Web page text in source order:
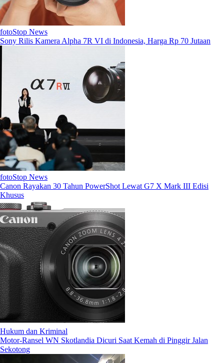
fotoStop News
Sony Rilis Kamera Alpha 7R VI di Indonesia, Harga Rp 70 Jutaan
fotoStop News
Canon Rayakan 30 Tahun PowerShot Lewat G7 X Mark III Edisi
Khusus
Hukum dan Kriminal
Motor-Ransel WN Skotlandia Dicuri Saat Kemah di Pinggir Jalan
Sekotong